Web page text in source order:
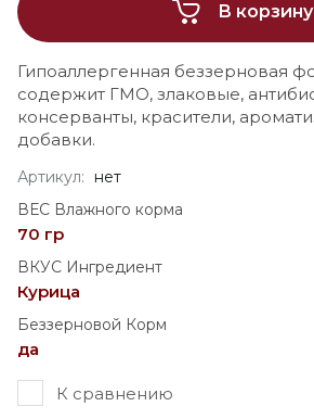
В корзину
Гипоаллергенная беззерновая
содержит ГМО, злаковые,
консерванты, красители,
добавки.
Артикул:
нет
ВЕС Влажного корма
70 гр
ВКУС Ингредиент
Курица
Беззерновой Корм
да
К сравнению